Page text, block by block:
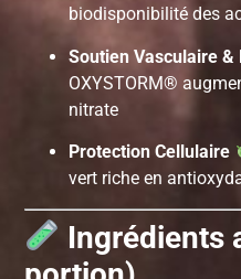
biodisponibilité des
Soutien Vasculaire
OXYSTORM®
nitrate
Protection Cellulaire
vert riche en
Ingrédients